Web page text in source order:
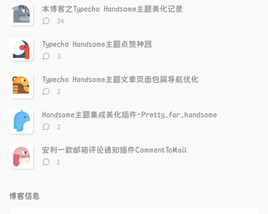
文
章
评
本博客之Typecho Handsome主题美化记录
评
数：
24
Typecho Handsome主题点赞神器
评
数：
3
Typecho Handsome主题文章页面包屑导航优化
评
数：
2
Handsome主题集成美化插件-Pretty_for_handsome
评
数：
2
安利一款邮箱评论通知插件CommentToMail
评1
博客信息